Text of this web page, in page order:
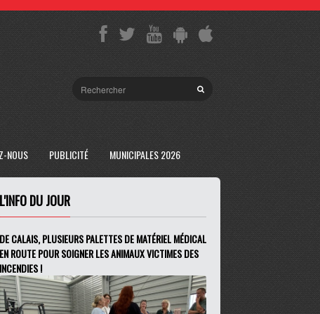
NOUS PUBLICITÉ MUNICIPALES 2026
L'INFO DU JOUR
DE CALAIS, PLUSIEURS PALETTES DE MATÉRIEL MÉDICAL
EN ROUTE POUR SOIGNER LES ANIMAUX VICTIMES DES
INCENDIES !